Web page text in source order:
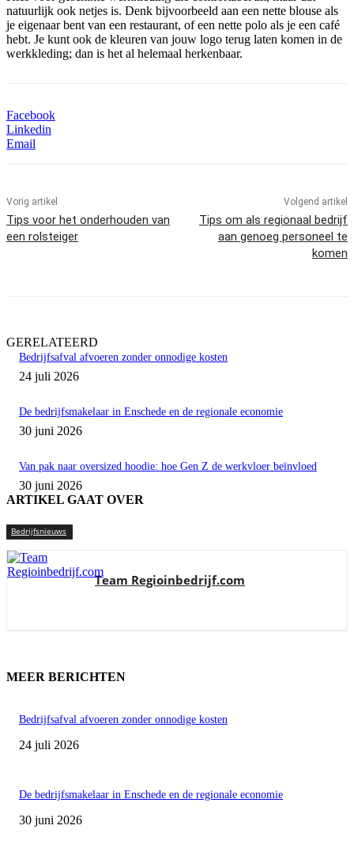
natuurlijk ook netjes is. Denk bijvoorbeeld aan een nette blouse als
je eigenaar bent van een restaurant, of een nette polo als je een café
hebt. Je kunt ook de kleuren van jouw logo terug laten komen in de
werkkleding; dan is het al helemaal herkenbaar.
Facebook
Linkedin
Email
Vorig artikel
Tips voor het onderhouden van
een rolsteiger
Volgend artikel
Tips om als regionaal bedrijf
aan genoeg personeel te
komen
GERELATEERD
Bedrijfsafval afvoeren zonder onnodige kosten
24 juli 2026
De bedrijfsmakelaar in Enschede en de regionale economie
30 juni 2026
Van pak naar oversized hoodie: hoe Gen Z de werkvloer beïnvloed
30 juni 2026
ARTIKEL GAAT OVER
Bedrijfsnieuws
Team Regioinbedrijf.com
MEER BERICHTEN
Bedrijfsafval afvoeren zonder onnodige kosten
24 juli 2026
De bedrijfsmakelaar in Enschede en de regionale economie
30 juni 2026